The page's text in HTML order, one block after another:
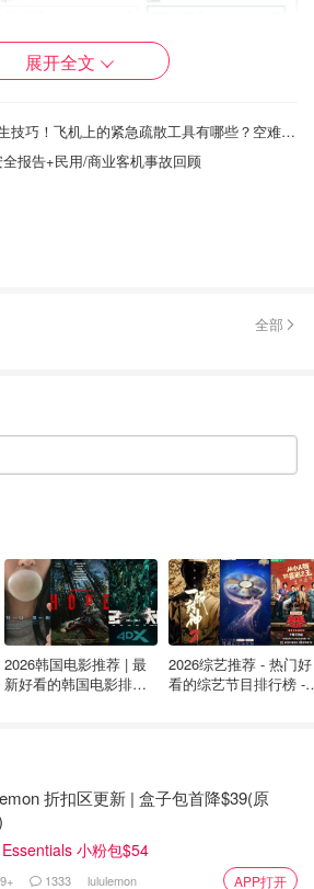
”里，也可以看到具体机型。
是一个很重要的信息。如果飞机机龄
定也会更新净更舒适，也可以不用太
准，那就是同机型之间
息追踪网站也能查询到比官网更多的
：
展开全文
飞机失事自救逃生技巧！飞机上的紧急疏散工具有哪些？空难存活率有95%，遇到空难哪些方法可以帮到你？
报告+民用/商业客机事故回顾
全部
2026韩国电影推荐 | 最
新好看的韩国电影排行
2026综艺推荐 - 热门好
看的综艺节目排行榜 -
折扣区更新 | 盒子包首降$39(原
小粉包$54
1333 lululemon APP打开